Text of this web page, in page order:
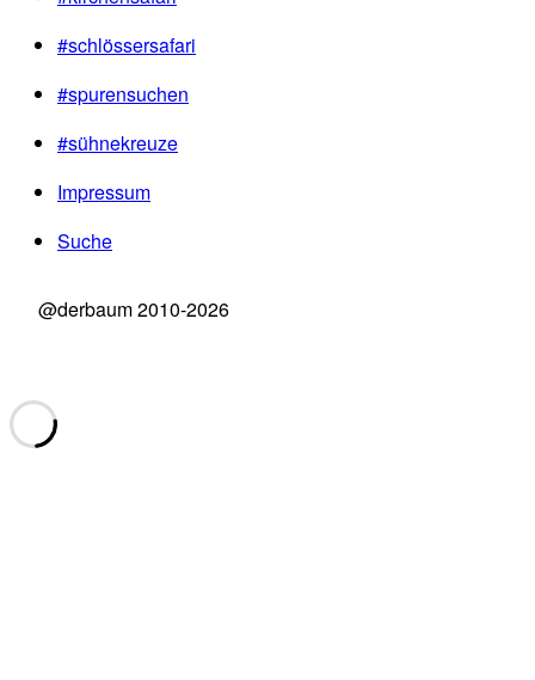
#schlössersafari
#spurensuchen
#sühnekreuze
Impressum
Suche
@derbaum 2010-2026